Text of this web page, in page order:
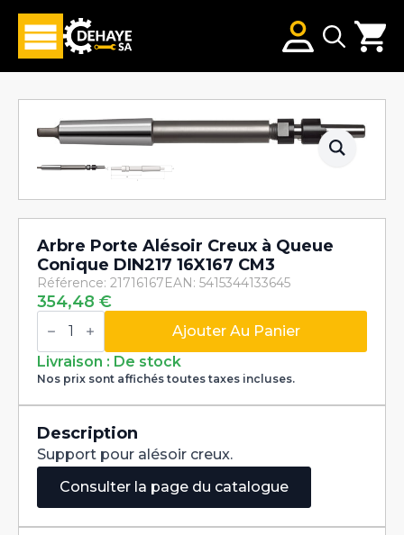
Arbre Porte Alésoir Creux à Queue
Conique DIN217 16X167 CM3
Référence: 21716167EAN: 5415344133645
354,48 €
quantité
de
Porte
Alésoir
Creux
à
Conique
DIN217
16X167
Ajouter Au Panier
Livraison : De stock
Nos prix sont affichés toutes taxes incluses.
Description
Support pour alésoir creux.
Consulter la page du catalogue